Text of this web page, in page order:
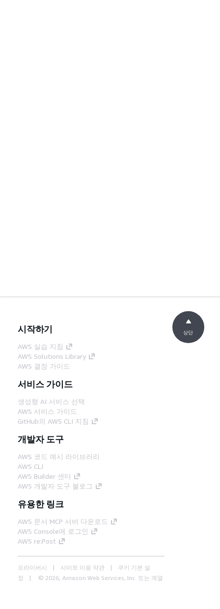
시작하기
AWS 실습 지침
AWS Solutions Library
AWS 결정 가이드
서비스 가이드
생성형 AI 서비스 선택
AWS 서비스 가이드
GitHub의 AWS CLI 지침
개발자 도구
AWS 코드 예시 라이브러리
AWS CLI
AWS Builder 센터
AWS 개발자 도구 블로그
유용한 링크
AWS 문서 MCP 서버 다운로드
AWS Console에 로그인
AWS re:Post
프라이버시 사이트 이용 약관
쿠키 기본 설
정
© 2026, Amazon Web Services, Inc. 또는 계열
상단